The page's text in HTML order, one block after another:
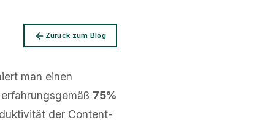
Zurück zum Blog
man einen
75%
der Content-